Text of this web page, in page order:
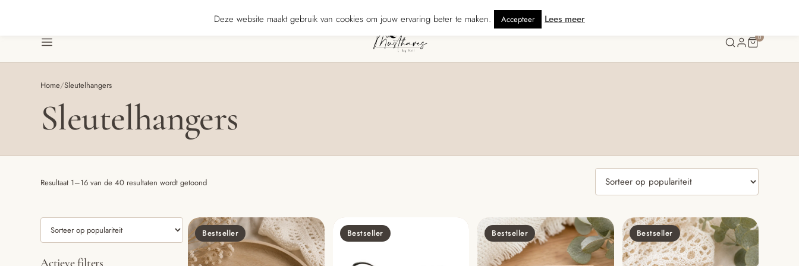
240 reviewers geven ons ★★★★★ · Gratis verzending vanaf € 70 · Gratis kaartje met je bestelling • Verzonden binnen 5
Menu
0
Home/Sleutelhangers
Sleutelhangers
Resultaat 1–16 van de 40 resultaten wordt getoondGesorteerd
Actieve filters
Bestseller Bestseller Bestseller Bestseller
Deze website maakt gebruik van cookies om jouw ervaring beter te maken. Accepteer Lees meer